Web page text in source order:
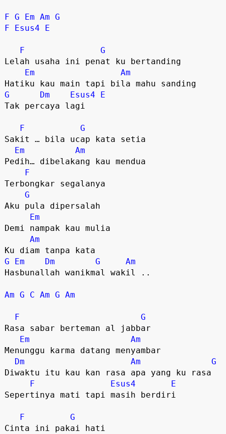
F G Em Am G
F
Esus4 E
F
G
Lelah usaha ini penat ku bertanding
Em
Am
G
Dm Esus4
E
Tak percaya lagi
F
G
Sakit … bila ucap kata setia
Em
Am
Pedih… dibelakang kau mendua
F
Terbongkar segalanya
G
Aku pula dipersalah
Em
Demi nampak kau mulia
Am
G
Em Dm G
Am
Hasbunallah wanikmal wakil ..
Am G C Am G Am
F
G
Rasa sabar berteman al jabbar
Em
Am
Menunggu karma datang menyambar
Dm
Am
G
Diwaktu itu kau kan rasa apa yang ku rasa
F
Esus4
E
Sepertinya mati tapi masih berdiri
F
G
Cinta ini pakai hati